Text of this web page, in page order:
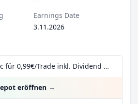
Earnings Date
3.11.2026
Cirrus Logic Inc für 0,99€/Trade inkl. Dividend Reinvestment Plan
eröffnen →